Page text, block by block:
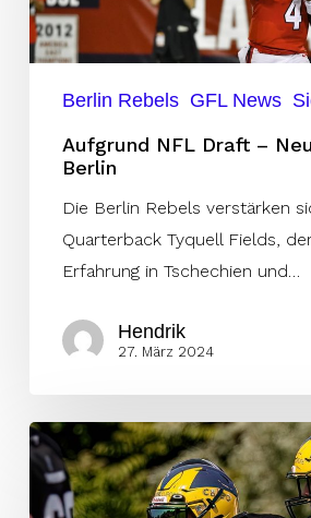
Neuer
QB
Berlin Rebels GFL News
Aufgrund NFL Draft –
Berlin
Die Berlin Rebels verstärken
Quarterback Tyquell Fields,
Erfahrung in Tschechien und…
Hendrik
27. März 2024
Darnedde
bleibt
den